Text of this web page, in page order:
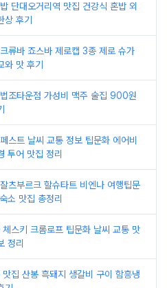
단대오거리역 맛집 건강식 혼밥 외
상 후기
류바 죠스바 제로캡 3종 제로 슈가
와 맛 후기
조타운점 가성비 맥주 술집 900원
스트 날씨 교통 정보 팁문화 에어비
투어 맛집 정리
츠부르크 할슈타트 비엔나 여행팁문
소 맛집 총정리
스키 크롬로프 팁문화 날씨 교통 맛
정리
집 산봉 흑돼지 생갈비 구이 함흥냉